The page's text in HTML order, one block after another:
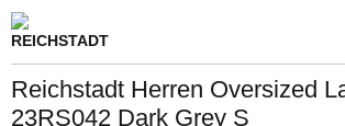
Reichstadt Herren Oversized
23RS042 Dark Grey S